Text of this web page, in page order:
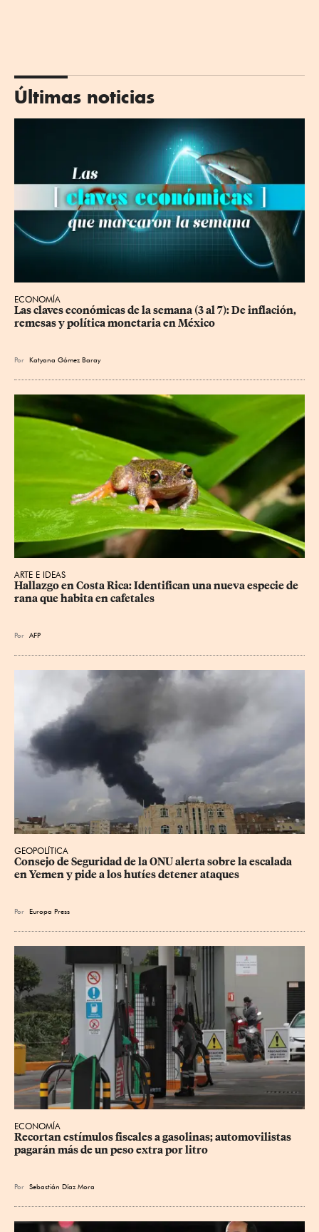
Últimas noticias
ECONOMÍA
Las claves económicas de la semana (3 al 7): De inflación,
remesas y política monetaria en México
Por Katyana Gómez Baray
ARTE E IDEAS
Hallazgo en Costa Rica: Identifican una nueva especie de
rana que habita en cafetales
Por AFP
GEOPOLÍTICA
Consejo de Seguridad de la ONU alerta sobre la escalada
en Yemen y pide a los hutíes detener ataques
Por Europa Press
ECONOMÍA
Recortan estímulos fiscales a gasolinas; automovilistas
pagarán más de un peso extra por litro
Por Sebastián Díaz Mora